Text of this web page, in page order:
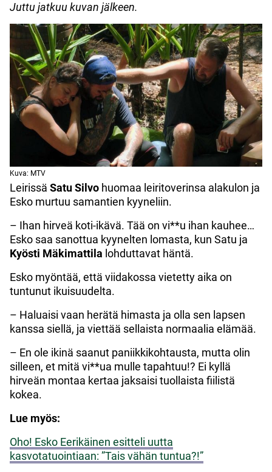
Juttu jatkuu kuvan jälkeen.
Kuva: MTV
Leirissä Satu Silvo huomaa leiritoverinsa alakulon ja
Esko murtuu samantien kyyneliin.
– Ihan hirveä koti-ikävä. Tää on vi**u ihan kauhee…
Esko saa sanottua kyynelten lomasta, kun Satu ja
Kyösti Mäkimattila lohduttavat häntä.
Esko myöntää, että viidakossa vietetty aika on
tuntunut ikuisuudelta.
– Haluaisi vaan herätä himasta ja olla sen lapsen
kanssa siellä, ja viettää sellaista normaalia elämää.
– En ole ikinä saanut paniikkikohtausta, mutta olin
silleen, et mitä vi**ua mulle tapahtuu!? Ei kyllä
hirveän montaa kertaa jaksaisi tuollaista fiilistä
kokea.
Lue myös:
Oho! Esko Eerikäinen esitteli uutta
kasvotatuointiaan: ”Tais vähän tuntua?!”